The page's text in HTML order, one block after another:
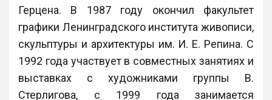
Герцена. В 1987 году окончил факультет
графики Ленинградского института живописи,
скульптуры и архитектуры им. И. Е. Репина. С
1992 года участвует в совместных занятиях и
выставках с художниками группы В.
Стерлигова, с 1999 года занимается